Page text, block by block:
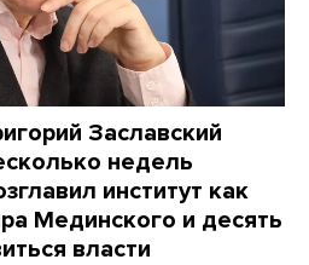
Заславский
недель
институт как
Мединского и десять
власти